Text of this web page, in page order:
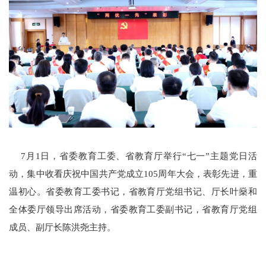
7月1日，省委教育工委、省教育厅举行“七一”主题党日活
动，集中收看庆祝中国共产党成立105周年大会，表彰先进，重
温初心。省委教育工委书记，省教育厅党组书记、厅长叶燊和
全体委厅领导出席活动，省委教育工委副书记，省教育厅党组
成员、副厅长陈洪尧主持。